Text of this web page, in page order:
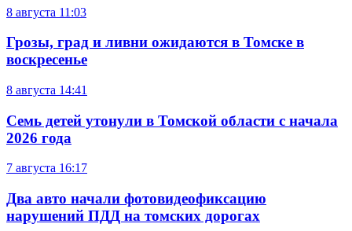
8 августа 11:03
Грозы, град и ливни ожидаются в Томске в
воскресенье
8 августа 14:41
Семь детей утонули в Томской области с начала
2026 года
7 августа 16:17
Два авто начали фотовидеофиксацию
нарушений ПДД на томских дорогах